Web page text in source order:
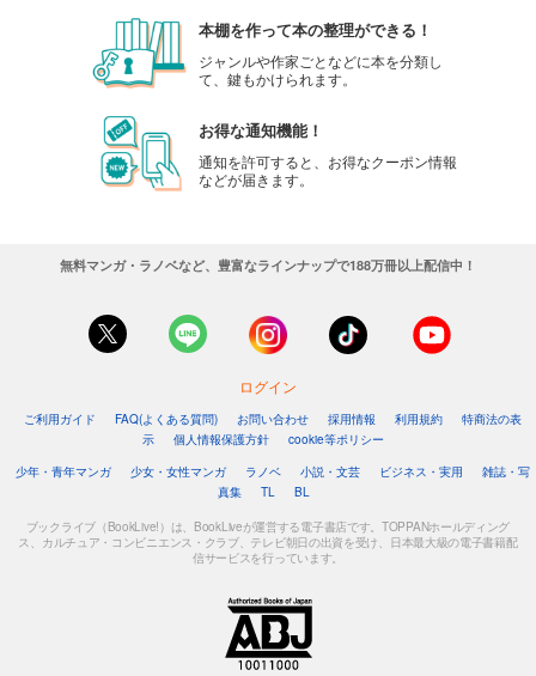
本棚を作って本の整理ができる！
ジャンルや作家ごとなどに本を分類し
て、鍵もかけられます。
お得な通知機能！
通知を許可すると、お得なクーポン情報
などが届きます。
無料マンガ・ラノベなど、豊富なラインナップで188万冊以上配信中！
ログイン
ご利用ガイド FAQ(よくある質問) お問い合わせ 採用情報 利用規約
特商法の表
示
個人情報保護方針
cookie等ポリシー
少年・青年マンガ
少女・女性マンガ ラノベ 小説・文芸 ビジネス・実用
雑誌・写
真集
TL BL
ブックライブ（BookLive!）は、BookLiveが運営する電子書店です。TOPPANホールディング
ス、カルチュア・コンビニエンス・クラブ、テレビ朝日の出資を受け、日本最大級の電子書籍配
信サービスを行っています。